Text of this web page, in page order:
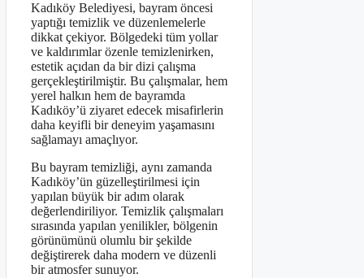
Kadıköy Belediyesi, bayram öncesi
yaptığı temizlik ve düzenlemelerle
dikkat çekiyor. Bölgedeki tüm yollar
ve kaldırımlar özenle temizlenirken,
estetik açıdan da bir dizi çalışma
gerçekleştirilmiştir. Bu çalışmalar, hem
yerel halkın hem de bayramda
Kadıköy’ü ziyaret edecek misafirlerin
daha keyifli bir deneyim yaşamasını
sağlamayı amaçlıyor.
Bu bayram temizliği, aynı zamanda
Kadıköy’ün güzelleştirilmesi için
yapılan büyük bir adım olarak
değerlendiriliyor. Temizlik çalışmaları
sırasında yapılan yenilikler, bölgenin
görünümünü olumlu bir şekilde
değiştirerek daha modern ve düzenli
bir atmosfer sunuyor.